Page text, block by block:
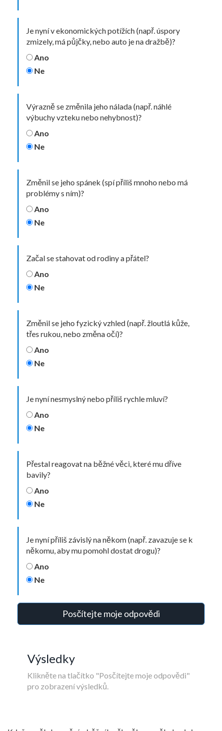
Je nyní v ekonomických potížích (např. úspory
zmizely, má půjčky, nebo auto je na dražbě)?
Ano
Ne
Výrazně se změnila jeho nálada (např. náhlé
výbuchy vzteku nebo nehybnost)?
Ano
Ne
Změnil se jeho spánek (spí příliš mnoho nebo má
problémy s ním)?
Ano
Ne
Začal se stahovat od rodiny a přátel?
Ano
Ne
Změnil se jeho fyzický vzhled (např. žloutlá kůže,
třes rukou, nebo změna očí)?
Ano
Ne
Je nyní nesmyslný nebo příliš rychle mluví?
Ano
Ne
Přestal reagovat na běžné věci, které mu dříve
bavily?
Ano
Ne
Je nyní příliš závislý na někom (např. zavazuje se k
někomu, aby mu pomohl dostat drogu)?
Ano
Ne
Posčítejte moje odpovědi
Výsledky
Klikněte na tlačítko "Posčítejte moje odpovědi"
pro zobrazení výsledků.